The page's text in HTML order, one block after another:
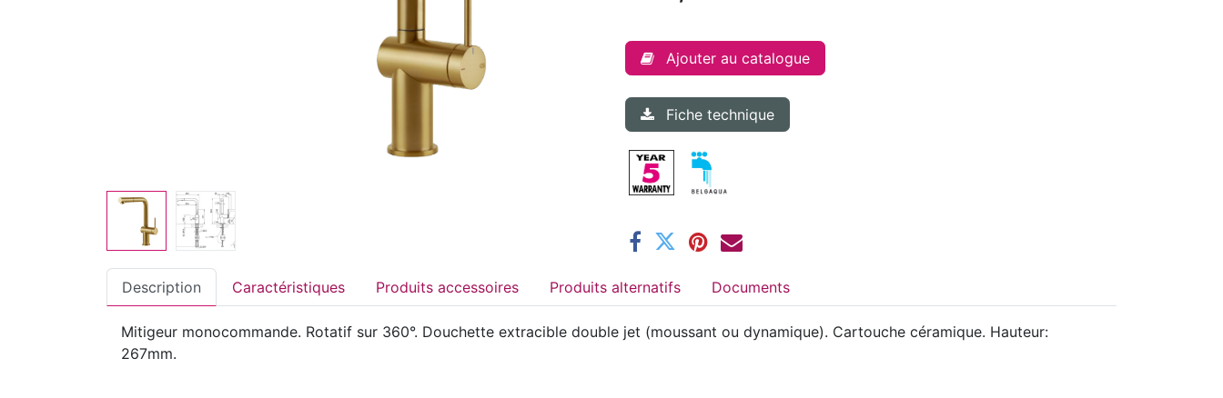
Ajouter au catalogue
Fiche technique
Description Caractéristiques Produits accessoires Produits alternatifs Documents
Mitigeur monocommande. Rotatif sur 360°. Douchette extracible double jet (moussant ou dynamique). Cartouche céramique. Hauteur:
267mm.